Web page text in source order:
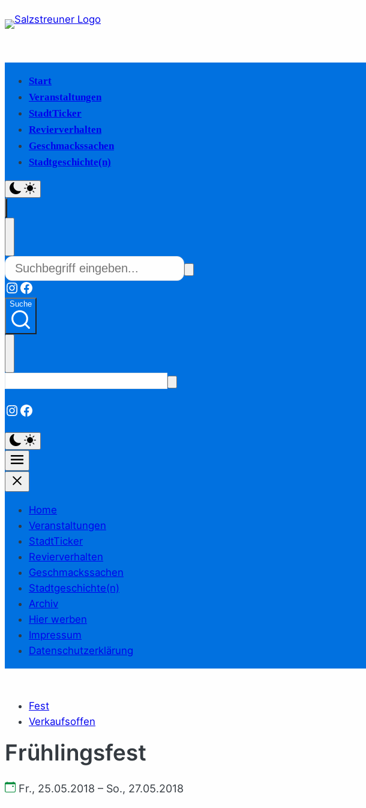
Start
Veranstaltungen
StadtTicker
Revierverhalten
Geschmackssachen
Stadtgeschichte(n)
Instagram
Facebook
Suche
Instagram
Facebook
Home
Veranstaltungen
StadtTicker
Revierverhalten
Geschmackssachen
Stadtgeschichte(n)
Archiv
Hier werben
Impressum
Datenschutzerklärung
Fest
Verkaufsoffen
Frühlingsfest
Fr., 25.05.2018 – So., 27.05.2018